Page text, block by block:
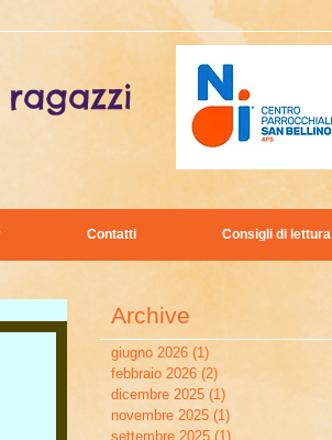
Contatti Consigli di lettura
Archive
giugno 2026 (1)
febbraio 2026 (2)
dicembre 2025 (1)
novembre 2025 (1)
settembre 2025 (1)